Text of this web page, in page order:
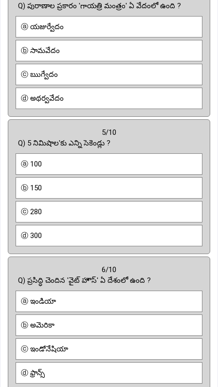
Q) పురాణాల ప్రకారం 'గాయత్రి మంత్రం' ఏ వేదంలో ఉంది ?
ⓐ యజుర్వేదం
ⓑ సామవేదం
ⓒ ఋగ్వేదం
ⓓ అథర్వవేదం
5/10
Q) 5 నిమిషాల'కు ఎన్ని సెకెండ్లు ?
ⓐ 100
ⓑ 150
ⓒ 280
ⓓ 300
6/10
Q) ప్రసిద్ధి చెందిన 'వైట్ హౌస్' ఏ దేశంలో ఉంది ?
ⓐ ఇండియా
ⓑ అమెరికా
ⓒ ఇండోనేషియా
ⓓ ఫ్రాన్స్